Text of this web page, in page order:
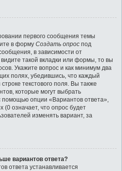
первого сообщения темы
в форму Создать опрос под
в зависимости от
такой вкладки или формы, то вы
Укажите вопрос и как минимум два
полях, убедившись, что каждый
текстового поля. Вы также
которые могут выбрать
помощью опции «Вариантов ответа»,
(0 означает, что опрос будет
изменять вариант, за
вариантов ответа?
ответа устанавливается